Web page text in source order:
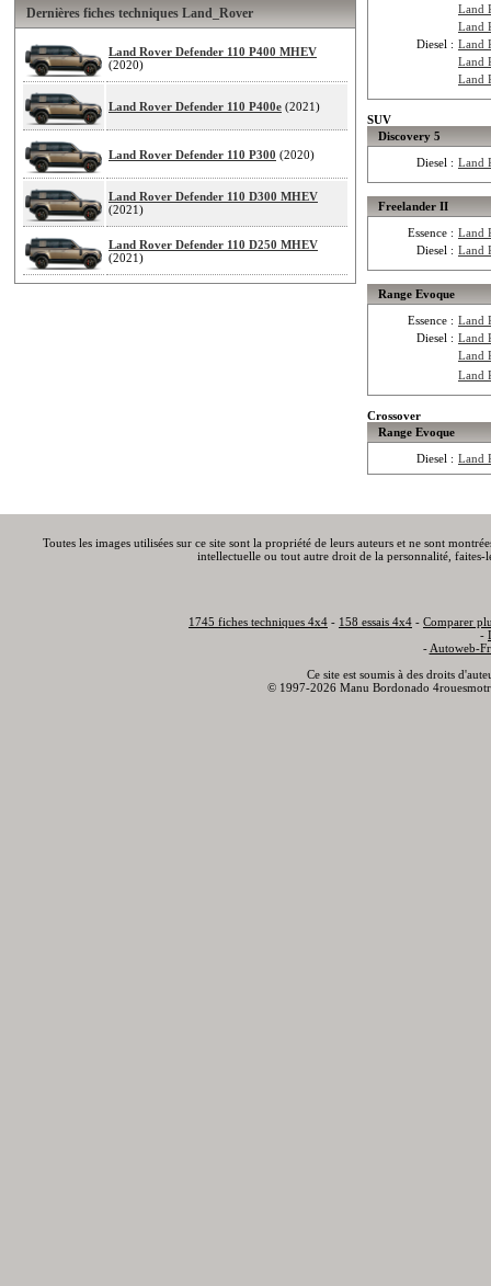
Dernières fiches techniques Land_Rover
Land Rover Defender 110 P400 MHEV
(2020)
Land Rover Defender 110 P400e (2021)
Land Rover Defender 110 P300 (2020)
Land Rover Defender 110 D300 MHEV
(2021)
Land Rover Defender 110 D250 MHEV
(2021)
Land
Land
Diesel : Land
Land
Land
SUV
Discovery 5
Diesel : Land
Freelander II
Essence : Land
Diesel : Land
Range Evoque
Essence : Land
Diesel : Land
Land
Land
Crossover
Range Evoque
Diesel : Land
Toutes les images utilisées sur ce site sont la propriété de leurs auteurs et ne sont
intellectuelle ou tout autre droit de la personnalité,
1745 fiches techniques 4x4 - 158 essais 4x4 - Comparer
-
- Autoweb-
Ce site est soumis à des droits
© 1997-2026 Manu Bordonado